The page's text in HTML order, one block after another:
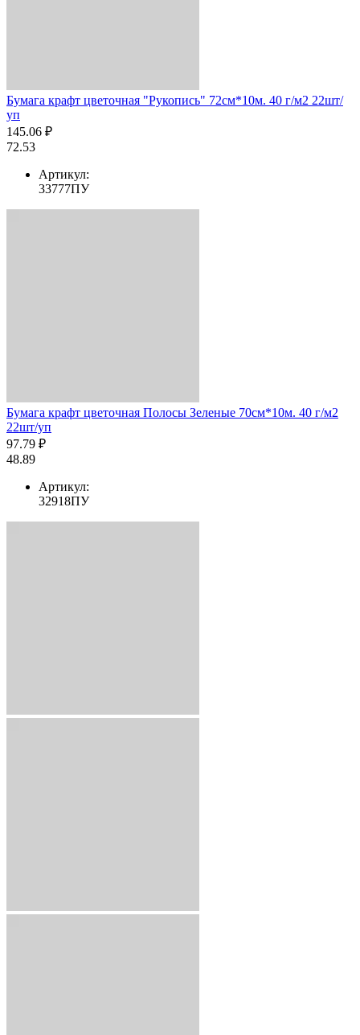
Бумага крафт цветочная "Рукопись" 72см*10м. 40 г/м2 22шт/
уп
145.06 ₽
72.53
Артикул:
33777ПУ
Бумага крафт цветочная Полосы Зеленые 70см*10м. 40 г/м2
22шт/уп
97.79 ₽
48.89
Артикул:
32918ПУ